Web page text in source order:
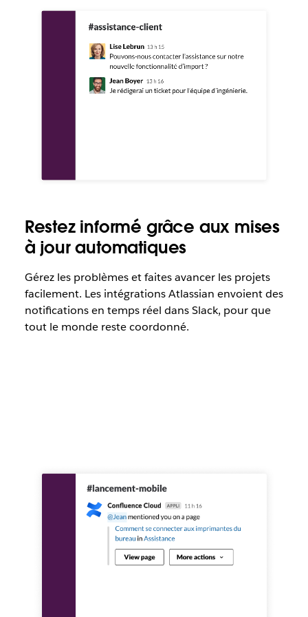
Restez informé grâce aux mises
à jour automatiques
Gérez les problèmes et faites avancer les projets
facilement. Les intégrations Atlassian envoient des
notifications en temps réel dans Slack, pour que
tout le monde reste coordonné.